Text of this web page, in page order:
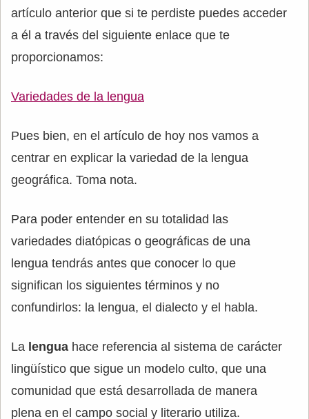
artículo anterior que si te perdiste puedes acceder
a él a través del siguiente enlace que te
proporcionamos:
Variedades de la lengua
Pues bien, en el artículo de hoy nos vamos a
centrar en explicar la variedad de la lengua
geográfica. Toma nota.
Para poder entender en su totalidad las
variedades diatópicas o geográficas de una
lengua tendrás antes que conocer lo que
significan los siguientes términos y no
confundirlos: la lengua, el dialecto y el habla.
La lengua hace referencia al sistema de carácter
lingüístico que sigue un modelo culto, que una
comunidad que está desarrollada de manera
plena en el campo social y literario utiliza.